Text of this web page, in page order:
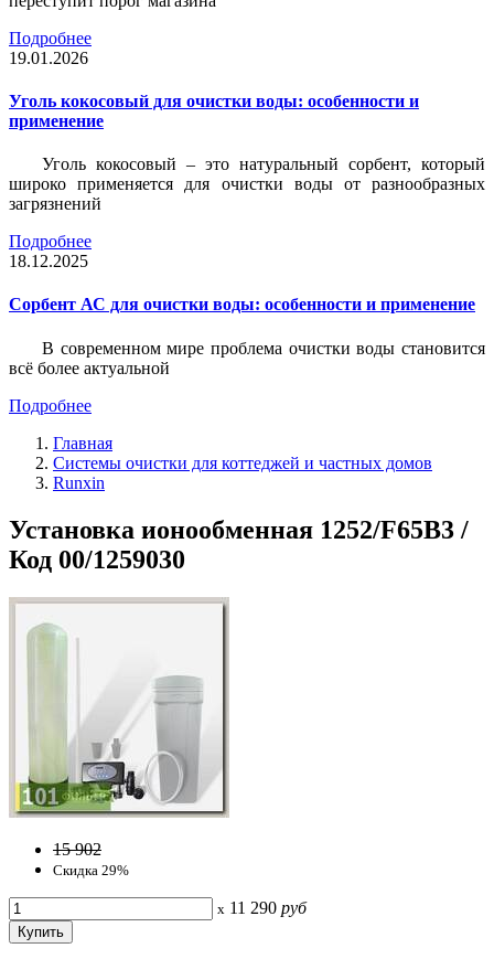
Подробнее
19.01.2026
Уголь кокосовый для очистки воды: особенности и
применение
Уголь кокосовый – это натуральный сорбент, который
широко применяется для очистки воды от разнообразных
загрязнений
Подробнее
18.12.2025
Сорбент АС для очистки воды: особенности и применение
В современном мире проблема очистки воды становится
всё более актуальной
Подробнее
Главная
Системы очистки для коттеджей и частных домов
Runxin
Установка ионообменная 1252/F65B3 /
Код 00/1259030
15 902
Скидка 29%
x 11 290 руб